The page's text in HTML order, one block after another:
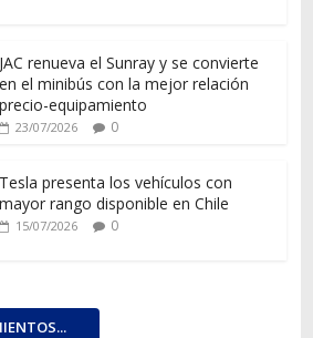
JAC renueva el Sunray y se convierte
en el minibús con la mejor relación
precio-equipamiento
23/07/2026 0
Tesla presenta los vehículos con
mayor rango disponible en Chile
15/07/2026 0